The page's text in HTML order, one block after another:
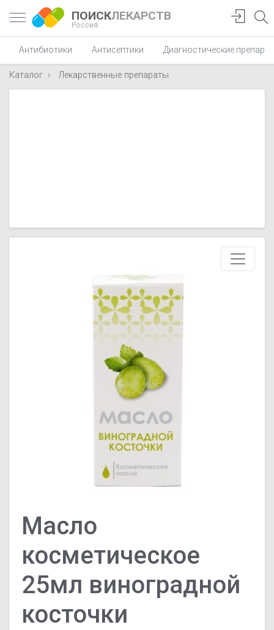
ПОИСКЛЕКАРСТВ
Россия
Антибиотики Антисептики Диагностические
Каталог Лекарственные препараты
Масло
косметическое
25мл виноградной
косточки